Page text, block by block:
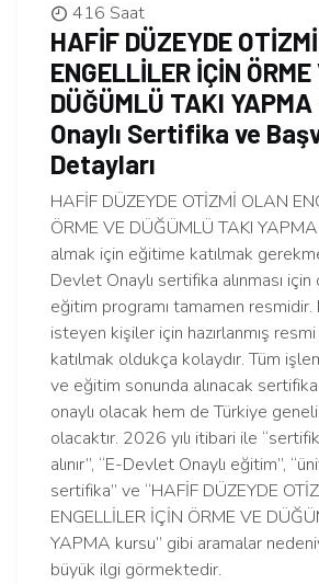
416 Saat
HAFİF DÜZEYDE
ENGELLİLER İÇİN ÖRME
DÜĞÜMLÜ TAKI
Onaylı Sertifika ve
Detayları
HAFİF DÜZEYDE OTİZMİ OLAN
ÖRME VE DÜĞÜMLÜ TAKI YAPMA
almak için eğitime katılmak
Devlet Onaylı sertifika alınması
eğitim programı tamamen
isteyen kişiler için hazırlanmış
katılmak oldukça kolaydır. Tüm
ve eğitim sonunda alınacak
onaylı olacak hem de Türkiye
olacaktır. 2026 yılı itibari ile
alınır”, “E-Devlet Onaylı eğitim”,
sertifika” ve “HAFİF DÜZEYDE
ENGELLİLER İÇİN ÖRME VE
YAPMA kursu” gibi aramalar
büyük ilgi görmektedir.